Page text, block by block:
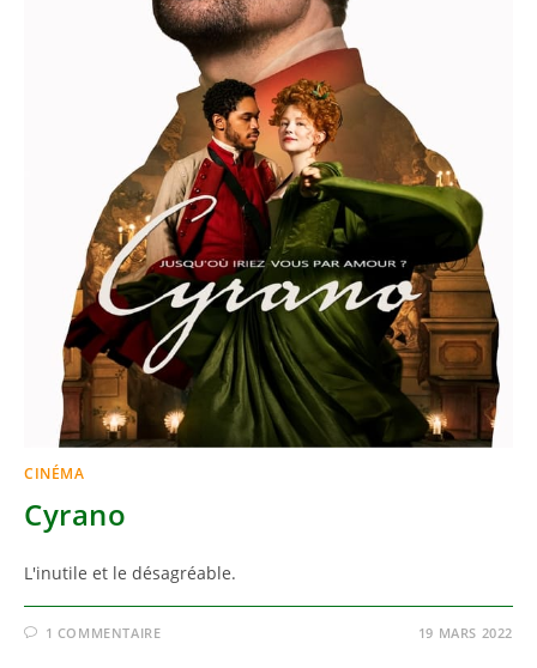
CINÉMA
Cyrano
L'inutile et le désagréable.
1 COMMENTAIRE 19 MARS 2022